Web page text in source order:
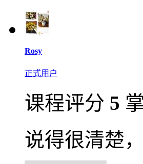
Rosy
正式用户
课程评分 5
说得很清楚